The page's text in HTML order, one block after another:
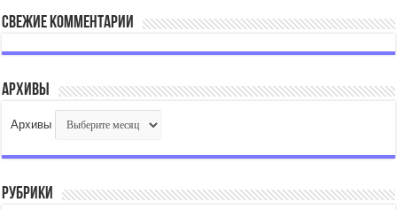
Свежие комментарии
Архивы
Архивы
Рубрики